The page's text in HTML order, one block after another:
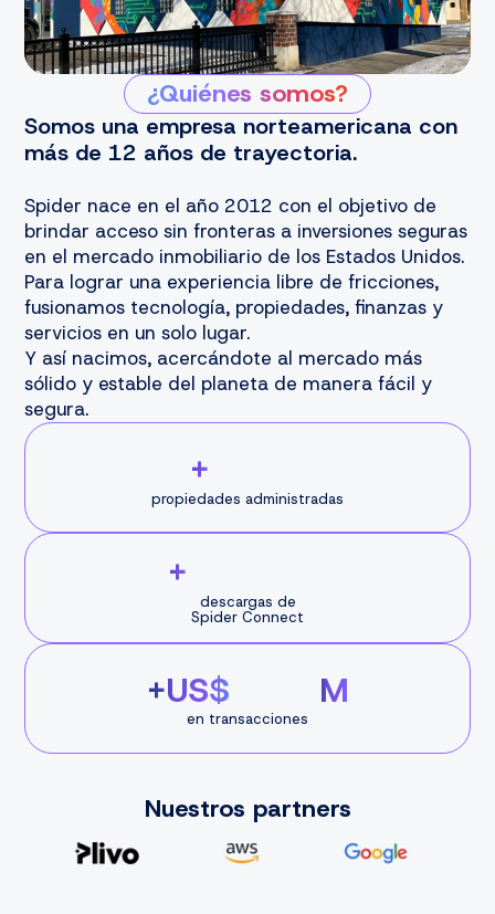
¿Quiénes somos?
Somos una empresa norteamericana con
más de 12 años de trayectoria.
Spider nace en el año 2012 con el objetivo de
brindar acceso sin fronteras a inversiones seguras
en el mercado inmobiliario de los Estados Unidos.
Para lograr una experiencia libre de fricciones,
fusionamos tecnología, propiedades, finanzas y
servicios en un solo lugar.
Y así nacimos, acercándote al mercado más
sólido y estable del planeta de manera fácil y
segura.
+
propiedades administradas
+
descargas de
Spider Connect
+US$ M
en transacciones
Nuestros partners